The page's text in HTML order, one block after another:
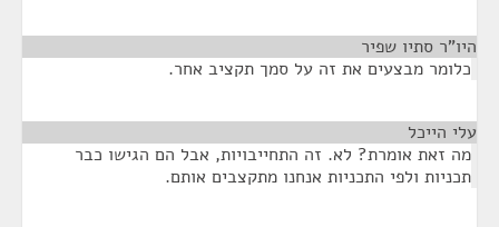
היו"ר סתיו שפיר
כלומר מבצעים את זה על סמך תקציב אחר.
עלי הייכל
מה זאת אומרת? לא. זה התחייבויות, אבל הם הגישו כבר
תכניות ולפי התכניות אנחנו מתקצבים אותם.